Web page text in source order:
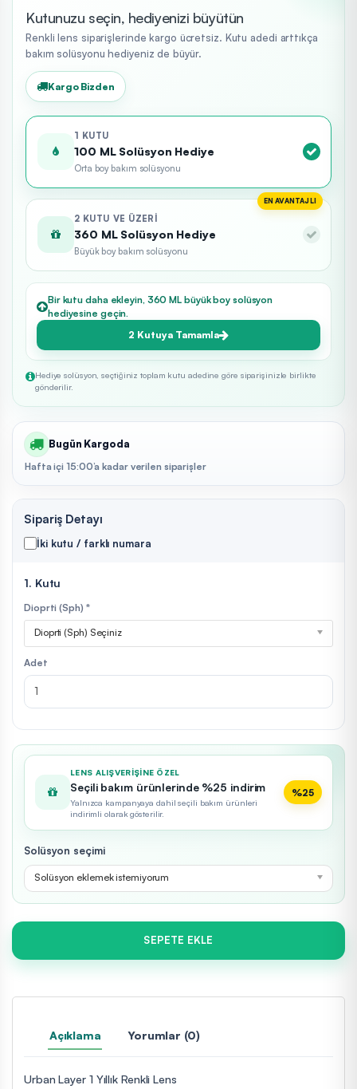
Kutunuzu seçin, hediyenizi büyütün
Renkli lens siparişlerinde kargo ücretsiz. Kutu adedi arttıkça
bakım solüsyonu hediyeniz de büyür.
Kargo Bizden
1 KUTU
100 ML Solüsyon Hediye
Orta boy bakım solüsyonu
EN AVANTAJLI
2 KUTU VE ÜZERI
360 ML Solüsyon Hediye
Büyük boy bakım solüsyonu
Bir kutu daha ekleyin, 360 ML büyük boy solüsyon
hediyesine geçin.
2 Kutuya Tamamla
Hediye solüsyon, seçtiğiniz toplam kutu adedine göre siparişinizle birlikte
gönderilir.
Bugün Kargoda
Hafta içi 15:00’a kadar verilen siparişler
Sipariş Detayı
İki kutu / farklı numara
1. Kutu
Dioprti (Sph) *
Dioprti (Sph) Seçiniz
Adet
LENS ALIŞVERIŞINE ÖZEL
Seçili bakım ürünlerinde %25 indirim
Yalnızca kampanyaya dahil seçili bakım ürünleri
indirimli olarak gösterilir.
%25
Solüsyon seçimi
Solüsyon eklemek istemiyorum
SEPETE EKLE
Açıklama Yorumlar (0)
Urban Layer 1 Yıllık Renkli Lens